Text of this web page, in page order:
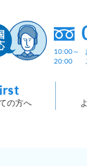
10:00～
20:00
の方へ